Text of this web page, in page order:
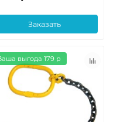
Заказать
выгода 179 р